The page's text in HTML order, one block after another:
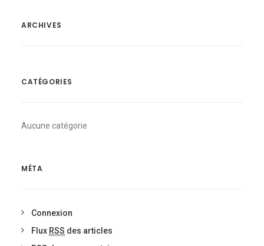
ARCHIVES
CATÉGORIES
Aucune catégorie
MÉTA
Connexion
Flux RSS des articles